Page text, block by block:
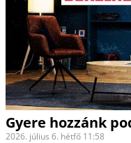
Gyere hozzánk
2026. július 6. hétfő 11:58